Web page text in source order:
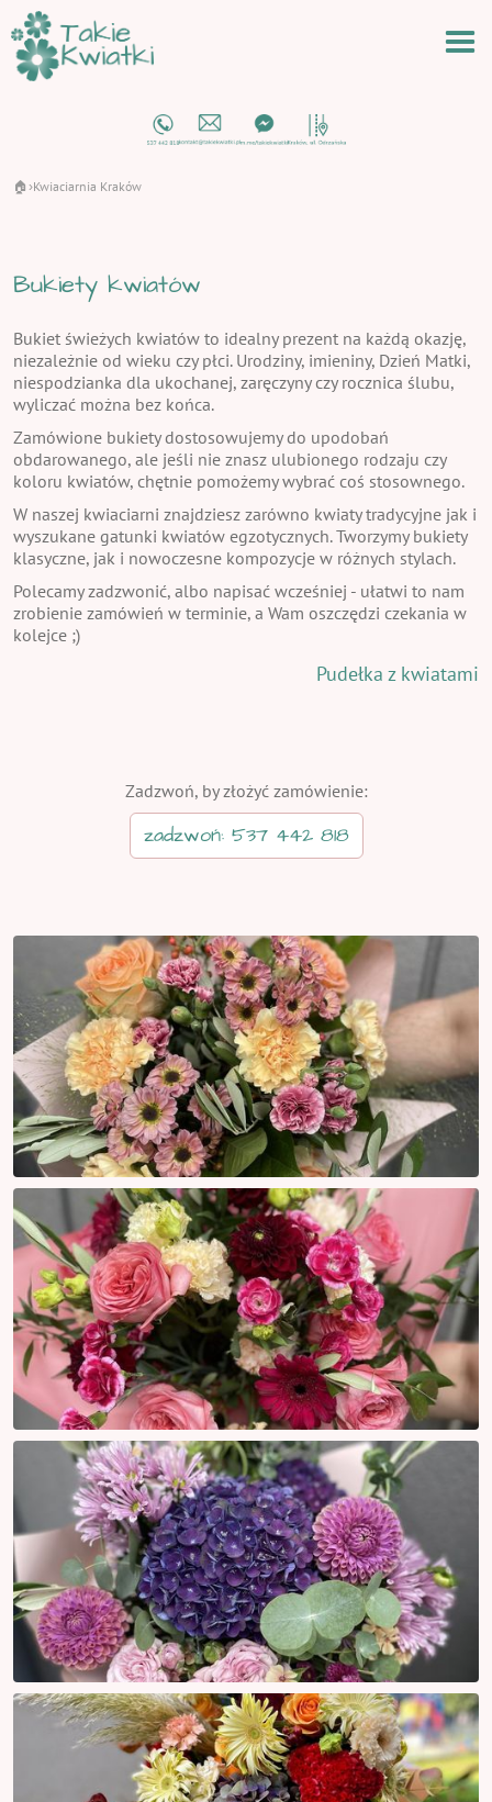
🏠 ›Kwiaciarnia Kraków
Bukiety kwiatów
Bukiet świeżych kwiatów to idealny prezent na każdą okazję,
niezależnie od wieku czy płci. Urodziny, imieniny, Dzień Matki,
niespodzianka dla ukochanej, zaręczyny czy rocznica ślubu,
wyliczać można bez końca.
Zamówione bukiety dostosowujemy do upodobań
obdarowanego, ale jeśli nie znasz ulubionego rodzaju czy
koloru kwiatów, chętnie pomożemy wybrać coś stosownego.
W naszej kwiaciarni znajdziesz zarówno kwiaty tradycyjne jak i
wyszukane gatunki kwiatów egzotycznych. Tworzymy bukiety
klasyczne, jak i nowoczesne kompozycje w różnych stylach.
Polecamy zadzwonić, albo napisać wcześniej - ułatwi to nam
zrobienie zamówień w terminie, a Wam oszczędzi czekania w
kolejce ;)
Pudełka z kwiatami
Zadzwoń, by złożyć zamówienie:
zadzwoń: 537 442 818